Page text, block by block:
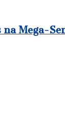
Mega-